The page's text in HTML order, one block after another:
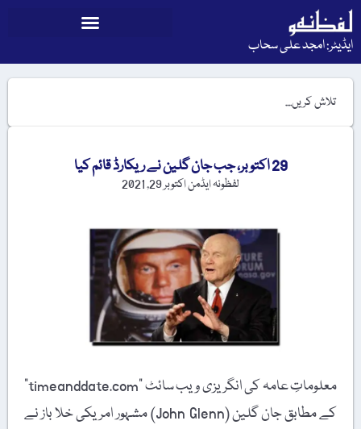
ایڈیٹر: امجد علی سحاب
29 اکتوبر، جب جان گلین نے ریکارڈ قائم کیا
لفظونہ ایڈمناکتوبر 29, 2021
معلوماتِ عامہ کی انگریزی ویب سائٹ "timeanddate.com”
کے مطابق جان گلین (John Glenn) مشہور امریکی خلا باز نے